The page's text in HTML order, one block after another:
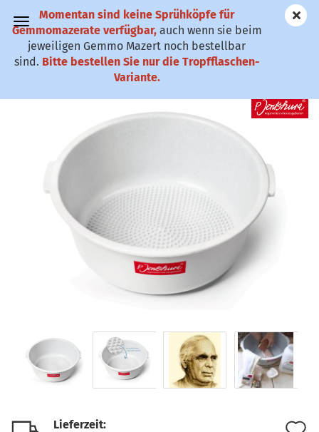
✆ 0911-61 79
25
Momentan sind keine Sprühköpfe für
Gemmomazerate verfügbar, auch wenn sie beim
jeweiligen Gemmo Mazert noch bestellbar
sind. Bitte bestellen Sie nur die Tropfflaschen-
Variante.
P. Jentschura Fußbadewanne
Lieferzeit: